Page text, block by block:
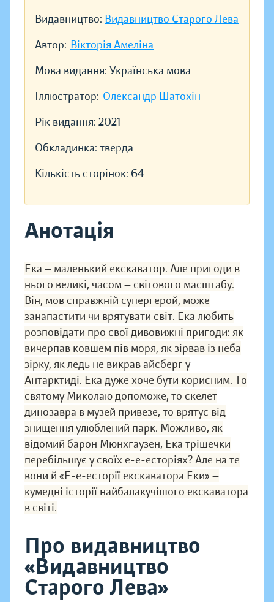
Видавництво: Видавництво Старого Лева
Автор: Вікторія Амеліна
Мова видання: Українська мова
Іллюстратор: Олександр Шатохін
Рік видання: 2021
Обкладинка: тверда
Кількість сторінок: 64
Анотація
Ека — маленький екскаватор. Але пригоди в
нього великі, часом — світового масштабу.
Він, мов справжній супергерой, може
занапастити чи врятувати світ. Ека любить
розповідати про свої дивовижні пригоди: як
вичерпав ковшем пів моря, як зірвав із неба
зірку, як ледь не викрав айсберг у
Антарктиді. Ека дуже хоче бути корисним. То
святому Миколаю допоможе, то скелет
динозавра в музей привезе, то врятує від
знищення улюблений парк. Можливо, як
відомий барон Мюнхгаузен, Ека трішечки
перебільшує у своїх е-е-есторіях? Але на те
вони й «Е-е-есторії екскаватора Еки» —
кумедні історії найбалакучішого екскаватора
в світі.
Про видавництво
«Видавництво
Старого Лева»